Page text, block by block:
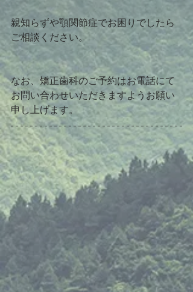
親知らずや顎関節症でお困りでしたら
ご相談ください。
なお、矯正歯科のご予約はお電話にて
お問い合わせいただきますようお願い
申し上げます。